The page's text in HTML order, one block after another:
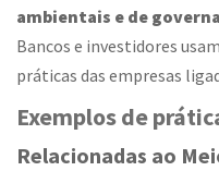
ambientais e de
Bancos e investidores
práticas das empresas
Exemplos de
Relacionadas ao